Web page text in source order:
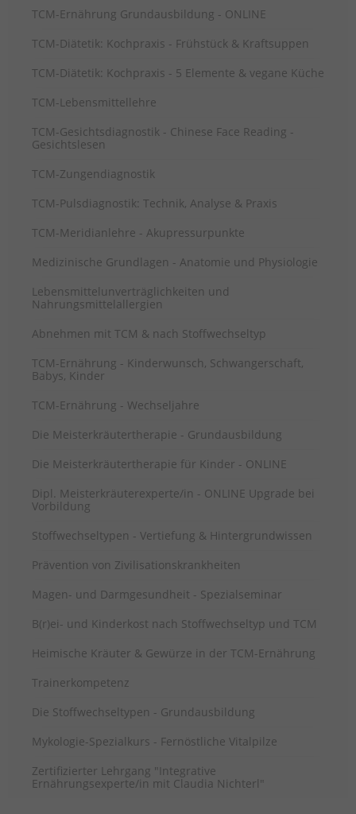
TCM-Ernährung Grundausbildung - ONLINE
TCM-Diätetik: Kochpraxis - Frühstück & Kraftsuppen
TCM-Diätetik: Kochpraxis - 5 Elemente & vegane Küche
TCM-Lebensmittellehre
TCM-Gesichtsdiagnostik - Chinese Face Reading -
Gesichtslesen
TCM-Zungendiagnostik
TCM-Pulsdiagnostik: Technik, Analyse & Praxis
TCM-Meridianlehre - Akupressurpunkte
Medizinische Grundlagen - Anatomie und Physiologie
Lebensmittelunverträglichkeiten und
Nahrungsmittelallergien
Abnehmen mit TCM & nach Stoffwechseltyp
TCM-Ernährung - Kinderwunsch, Schwangerschaft,
Babys, Kinder
TCM-Ernährung - Wechseljahre
Die Meisterkräutertherapie - Grundausbildung
Die Meisterkräutertherapie für Kinder - ONLINE
Dipl. Meisterkräuterexperte/in - ONLINE Upgrade bei
Vorbildung
Stoffwechseltypen - Vertiefung & Hintergrundwissen
Prävention von Zivilisationskrankheiten
Magen- und Darmgesundheit - Spezialseminar
B(r)ei- und Kinderkost nach Stoffwechseltyp und TCM
Heimische Kräuter & Gewürze in der TCM-Ernährung
Trainerkompetenz
Die Stoffwechseltypen - Grundausbildung
Mykologie-Spezialkurs - Fernöstliche Vitalpilze
Zertifizierter Lehrgang "Integrative
Ernährungsexperte/in mit Claudia Nichterl"